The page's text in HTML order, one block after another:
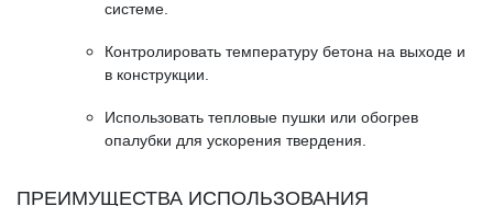
системе.
Контролировать температуру бетона на выходе и
в конструкции.
Использовать тепловые пушки или обогрев
опалубки для ускорения твердения.
ПРЕИМУЩЕСТВА ИСПОЛЬЗОВАНИЯ